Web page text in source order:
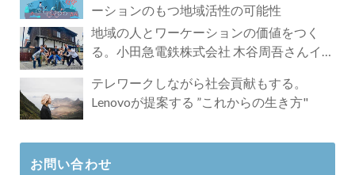
ーションのもつ地域活性の可能性
地域の人とワーケーションの価値をつく
る。小田急電鉄株式会社 木谷周吾さんイン
テレワークしながら社会貢献もする。
Lenovoが提案する ”これからの生き方"
お問い合わせ